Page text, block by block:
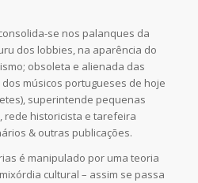
se nos palanques da
dos lobbies, na aparência do
obsoleta e alienada das
músicos portugueses de hoje
superintende pequenas
rede historicista e tarefeira
& outras publicações.
é manipulado por uma teoria
cultural – assim se passa